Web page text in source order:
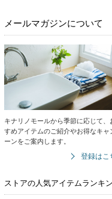
メールマガジンについて
キナリノモールから季節に応じて、
すめアイテムのご紹介やお得なキャ
ーンをご案内します。
登録はこ
ストアの人気アイテムランキ